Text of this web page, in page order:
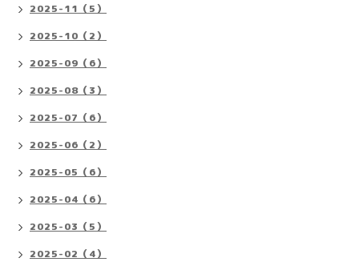
2025-11（5）
2025-10（2）
2025-09（6）
2025-08（3）
2025-07（6）
2025-06（2）
2025-05（6）
2025-04（6）
2025-03（5）
2025-02（4）